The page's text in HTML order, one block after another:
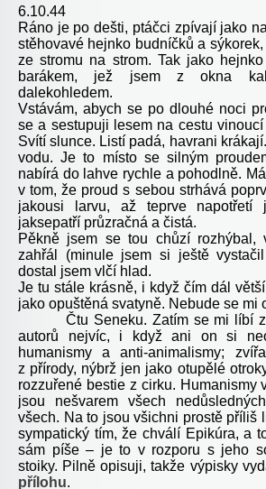
6.10.44
Ráno je po dešti, ptáčci zpívají jako
stěhovavé hejnko budníčků a
ze stromu na strom. Tak jako
barákem, jež jsem z okna
dalekohledem.
Vstávám, abych se po dlouhé noci
se a sestupuji lesem na cestu
Svítí slunce. Listí padá, havrani
vodu. Je to místo se silným
nabírá do lahve rychle a pohodlně.
v tom, že proud s sebou strhává
jakousi larvu, až teprve napotřetí
jaksepatří průzračná a čistá.
Pěkně jsem se tou chůzí rozhýbal,
zahřál (minule jsem si ještě
dostal jsem vlčí hlad.
Je tu stále krásně, i když čím dál
jako opuštěná svatyně. Nebude se mi
Čtu Seneku. Zatím se mi líbí ze
autorů nejvíc, i když ani on si
humanismy a anti-animalismy;
z přírody, nýbrž jen jako otupělé
rozzuřené bestie z cirku. Humanismy
jsou nešvarem všech
všech. Na to jsou všichni prostě příliš
sympatický tím, že chválí Epikúra, a
sám píše – je to v rozporu s jeho
stoiky. Pilně opisuji, takže výpisky
přílohu.